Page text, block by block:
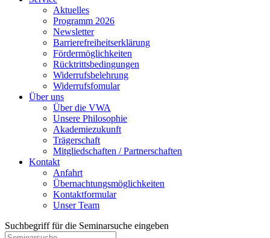
Aktuelles
Programm 2026
Newsletter
Barrierefreiheitserklärung
Fördermöglichkeiten
Rücktrittsbedingungen
Widerrufsbelehrung
Widerrufsfomular
Über uns
Über die VWA
Unsere Philosophie
Akademiezukunft
Trägerschaft
Mitgliedschaften / Partnerschaften
Kontakt
Anfahrt
Übernachtungsmöglichkeiten
Kontaktformular
Unser Team
Suchbegriff für die Seminarsuche eingeben